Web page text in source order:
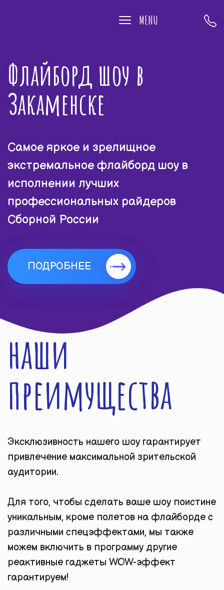
MENU
Флайборд шоу в
Закаменске
Самое яркое и зрелищное
экстремальное флайборд шоу в
исполнении лучших
профессиональных райдеров
Сборной России
ПОДРОБНЕЕ
наши
преимущества
Эксклюзивность нашего шоу гарантирует
привлечение максимальной зрительской
аудитории.
Для того, чтобы сделать ваше шоу поистине
уникальным, кроме полетов на флайборде с
различными спецэффектами, мы также
можем включить в программу другие
реактивные гаджеты WOW-эффект
гарантируем!